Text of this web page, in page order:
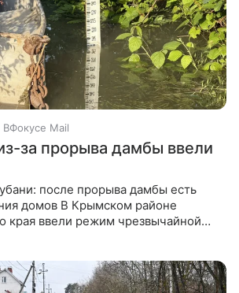
ВФокусе Mail
за прорыва дамбы ввели
после прорыва дамбы есть
домов В Крымском районе
края ввели режим чрезвычайной